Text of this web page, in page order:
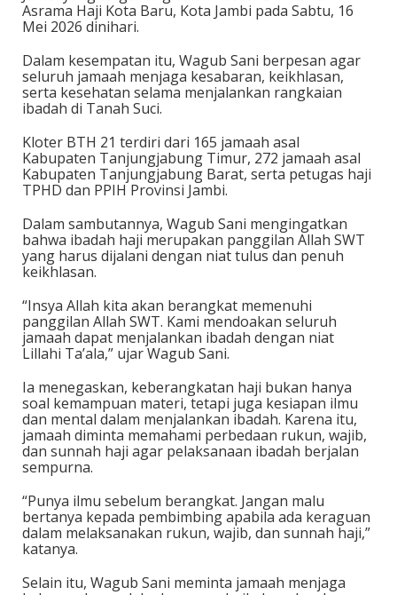
Asrama Haji Kota Baru, Kota Jambi pada Sabtu, 16
Mei 2026 dinihari.
Dalam kesempatan itu, Wagub Sani berpesan agar
seluruh jamaah menjaga kesabaran, keikhlasan,
serta kesehatan selama menjalankan rangkaian
ibadah di Tanah Suci.
Kloter BTH 21 terdiri dari 165 jamaah asal
Kabupaten Tanjungjabung Timur, 272 jamaah asal
Kabupaten Tanjungjabung Barat, serta petugas haji
TPHD dan PPIH Provinsi Jambi.
Dalam sambutannya, Wagub Sani mengingatkan
bahwa ibadah haji merupakan panggilan Allah SWT
yang harus dijalani dengan niat tulus dan penuh
keikhlasan.
“Insya Allah kita akan berangkat memenuhi
panggilan Allah SWT. Kami mendoakan seluruh
jamaah dapat menjalankan ibadah dengan niat
Lillahi Ta’ala,” ujar Wagub Sani.
Ia menegaskan, keberangkatan haji bukan hanya
soal kemampuan materi, tetapi juga kesiapan ilmu
dan mental dalam menjalankan ibadah. Karena itu,
jamaah diminta memahami perbedaan rukun, wajib,
dan sunnah haji agar pelaksanaan ibadah berjalan
sempurna.
“Punya ilmu sebelum berangkat. Jangan malu
bertanya kepada pembimbing apabila ada keraguan
dalam melaksanakan rukun, wajib, dan sunnah haji,”
katanya.
Selain itu, Wagub Sani meminta jamaah menjaga